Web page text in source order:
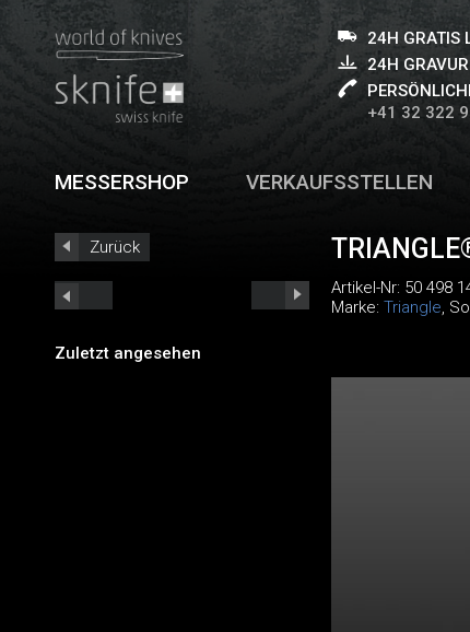
24H GRATIS
24H
+41 32 322
MESSERSHOP VERKAUFSSTELLEN
Zurück
Zuletzt angesehen
Artikel-Nr: 50 498
Marke: Triangle,